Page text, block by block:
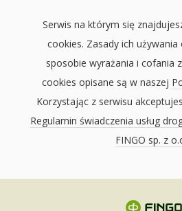
Serwis na którym się
cookies. Zasady ich
sposobie wyrażania i cofania
cookies opisane są w naszej
Korzystając z serwisu
Regulamin świadczenia usług
FINGO sp. z